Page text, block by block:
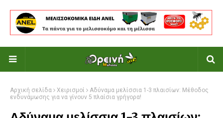
Αρχική σελίδα Χειρισμοί
Αδύναμα μελίσσια 1-3 πλαισίων: Μέθοδος
ενδυνάμωσης για να γίνουν 5 πλαίσια γρήγορα!